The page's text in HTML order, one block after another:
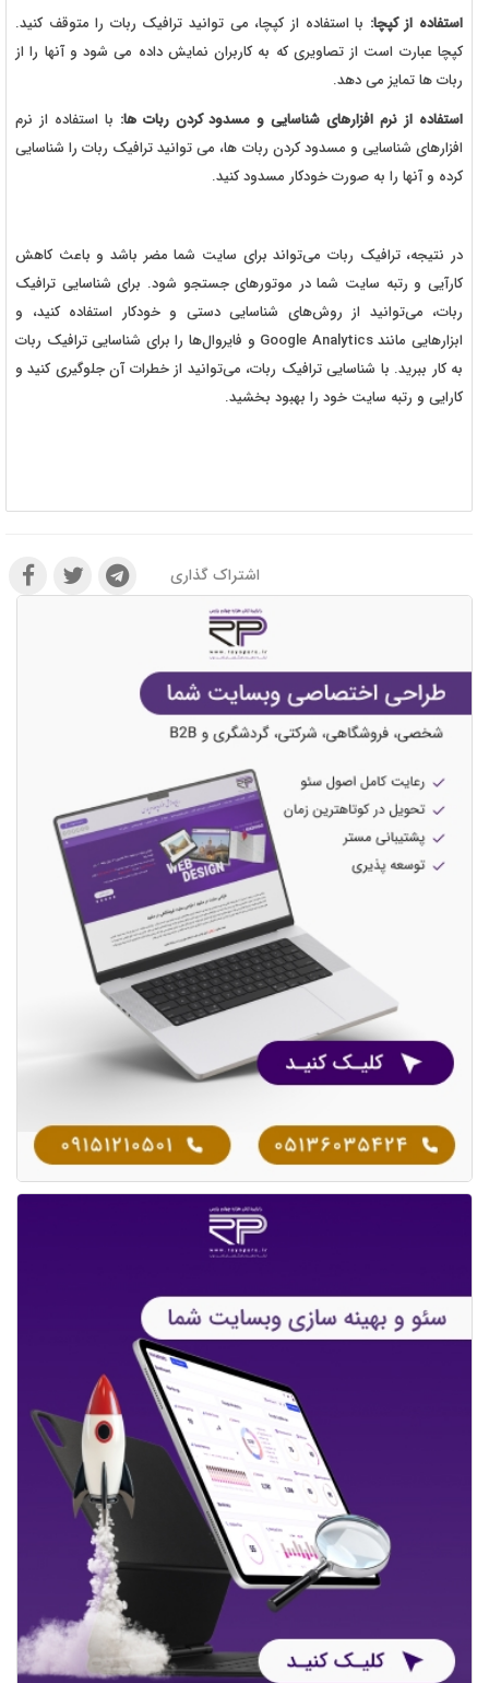
استفاده از کپچا: با استفاده از کپچا، می توانید ترافیک ربات را متوقف کنید.
کپچا عبارت است از تصاویری که به کاربران نمایش داده می شود و آنها را از
ربات ها تمایز می دهد.
استفاده از نرم افزارهای شناسایی و مسدود کردن ربات ها: با استفاده از نرم
افزارهای شناسایی و مسدود کردن ربات ها، می توانید ترافیک ربات را شناسایی
کرده و آنها را به صورت خودکار مسدود کنید.
در نتیجه، ترافیک ربات می‌تواند برای سایت شما مضر باشد و باعث کاهش
کارآیی و رتبه سایت شما در موتورهای جستجو شود. برای شناسایی ترافیک
ربات، می‌توانید از روش‌های شناسایی دستی و خودکار استفاده کنید، و
ابزارهایی مانند Google Analytics و فایروال‌ها را برای شناسایی ترافیک ربات
به کار ببرید. با شناسایی ترافیک ربات، می‌توانید از خطرات آن جلوگیری کنید و
کارایی و رتبه سایت خود را بهبود بخشید.
اشتراک گذاری